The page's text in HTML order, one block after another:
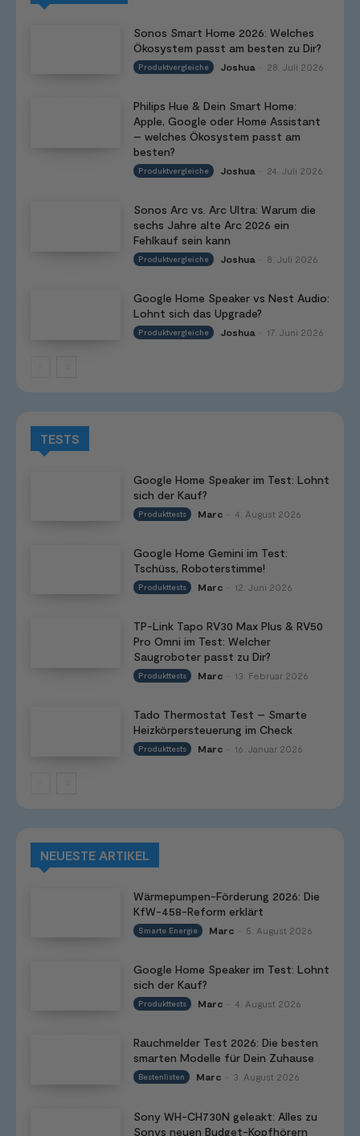
Sonos Smart Home 2026: Welches
Ökosystem passt am besten zu Dir?
Produktvergleiche Joshua 28. Juli 2026
Philips Hue & Dein Smart Home:
Apple, Google oder Home Assistant
– welches Ökosystem passt am
besten?
Produktvergleiche Joshua 24. Juli 2026
Sonos Arc vs. Arc Ultra: Warum die
sechs Jahre alte Arc 2026 ein
Fehlkauf sein kann
Produktvergleiche Joshua 8. Juli 2026
Google Home Speaker vs Nest Audio:
Lohnt sich das Upgrade?
Produktvergleiche Joshua 17. Juni 2026
TESTS
Google Home Speaker im Test: Lohnt
sich der Kauf?
Produkttests Marc 4. August 2026
Google Home Gemini im Test:
Tschüss, Roboterstimme!
Produkttests Marc 12. Juni 2026
TP-Link Tapo RV30 Max Plus & RV50
Pro Omni im Test: Welcher
Saugroboter passt zu Dir?
Produkttests Marc 13. Februar 2026
Tado Thermostat Test – Smarte
Heizkörpersteuerung im Check
Produkttests Marc 16. Januar 2026
NEUESTE ARTIKEL
Wärmepumpen-Förderung 2026: Die
KfW-458-Reform erklärt
Smarte Energie Marc 5. August 2026
Google Home Speaker im Test: Lohnt
sich der Kauf?
Produkttests Marc 4. August 2026
Rauchmelder Test 2026: Die besten
smarten Modelle für Dein Zuhause
Bestenlisten Marc 3. August 2026
Sony WH-CH730N geleakt: Alles zu
Sonys neuen Budget-Kopfhörern